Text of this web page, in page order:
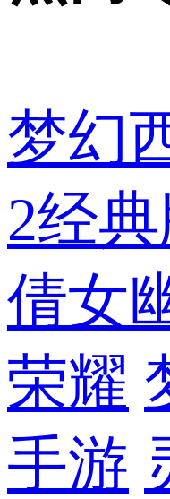
梦幻
2经
倩女
荣耀
手游